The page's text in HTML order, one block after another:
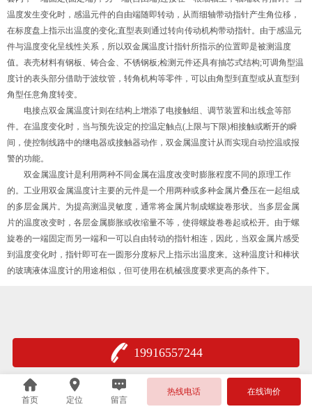
温度发生变化时，感温元件的自由端随即转动，从而细轴带动指针产生角位移，
在标度盘上指示出温度的变化;直型表则通过转向传动机构带动指针。由于感温元
件与温度变化呈线性关系，所以双金属温度计指针所指示的位置即是被测温度
值。表壳材料有钢板、铸合金、不锈钢板;检测元件还具有抽芯式结构;可调角型温
度计的表头部分借助于波纹管，转角机构等零件，可以由角型到直型或从直型到
角型任意角度转变。
电接点双金属温度计则在结构上增添了电接触组、调节装置和出线盒等部
件。在温度变化时，当与预先设定的控温定触点(上限与下限)相接触或断开的瞬
间，使控制线路中的继电器或接触器动作，双金属温度计从而实现自动控温或报
警的功能。
双金属温度计是利用两种不同金属在温度改变时膨胀程度不同的原理工作
的。工业用双金属温度计主要的元件是一个用两种或多种金属片叠压在一起组成
的多层金属片。为提高测温灵敏度，通常将金属片制成螺旋卷形状。当多层金属
片的温度改变时，各层金属膨胀或收缩量不等，使得螺旋卷卷起或松开。由于螺
旋卷的一端固定而另一端和一可以自由转动的指针相连，因此，当双金属片感受
到温度变化时，指针即可在一圆形分度标尺上指示出温度来。这种温度计和棒状
的玻璃液体温度计的用途相似，但可使用在机械强度要求更高的条件下。
19916557244
首页 定位 留言
热线电话 在线询价